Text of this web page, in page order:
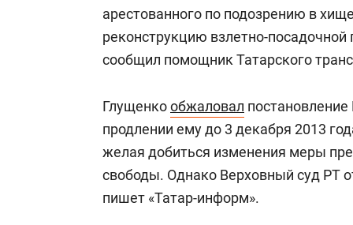
арестованного по подозрению в
реконструкцию взлетно-
сообщил помощник Татарского
Глущенкообжаловал постановление
продлении ему до 3 декабря 2013
желая добиться изменения меры
свободы. Однако Верховный суд РТ
пишет «Татар-информ».